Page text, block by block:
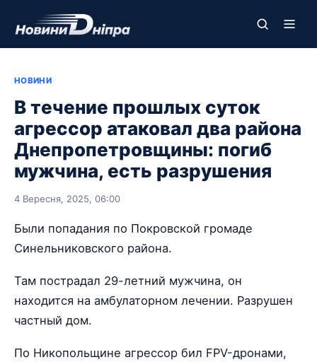
НОВИНИ
В течение прошлых суток
агрессор атаковал два района
Днепропетровщины: погиб
мужчина, есть разрушения
4 Вересня, 2025, 06:00
Были попадания по Покровской громаде
Синельниковского района.
Там пострадал 29-летний мужчина, он
находится на амбулаторном лечении. Разрушен
частный дом.
По Никопольщине агрессор бил FPV-дронами,